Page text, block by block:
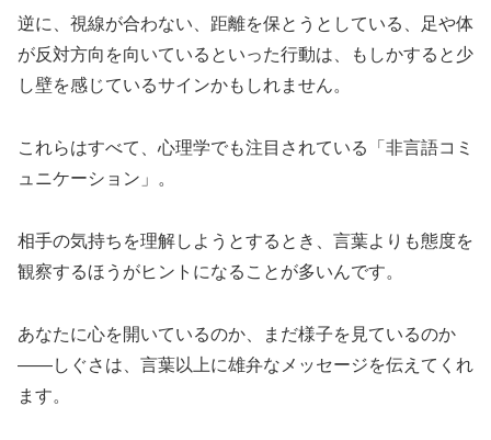
逆に、視線が合わない、距離を保とうとしている、足や体
が反対方向を向いているといった行動は、もしかすると少
し壁を感じているサインかもしれません。
これらはすべて、心理学でも注目されている「非言語コミ
ュニケーション」。
相手の気持ちを理解しようとするとき、言葉よりも態度を
観察するほうがヒントになることが多いんです。
あなたに心を開いているのか、まだ様子を見ているのか
――しぐさは、言葉以上に雄弁なメッセージを伝えてくれ
ます。